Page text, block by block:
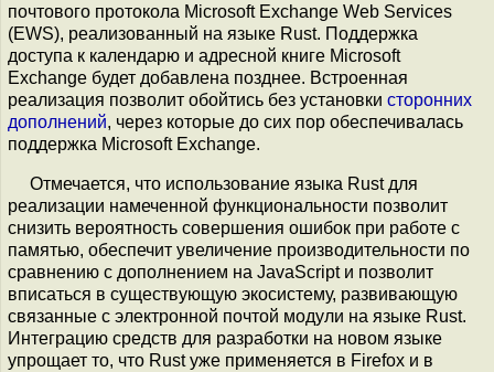
почтового протокола Microsoft Exchange Web Services
(EWS), реализованный на языке Rust. Поддержка
доступа к календарю и адресной книге Microsoft
Exchange будет добавлена позднее. Встроенная
реализация позволит обойтись без установки сторонних
дополнений, через которые до сих пор обеспечивалась
поддержка Microsoft Exchange.
Отмечается, что использование языка Rust для
реализации намеченной функциональности позволит
снизить вероятность совершения ошибок при работе с
памятью, обеспечит увеличение производительности по
сравнению с дополнением на JavaScript и позволит
вписаться в существующую экосистему, развивающую
связанные с электронной почтой модули на языке Rust.
Интеграцию средств для разработки на новом языке
упрощает то, что Rust уже применяется в Firefox и в